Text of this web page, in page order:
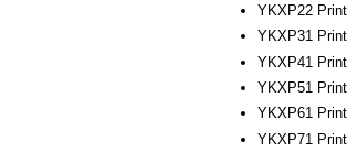
ΥΚΧΡ22
ΥΚΧΡ31
ΥΚΧΡ41
ΥΚΧΡ51
ΥΚΧΡ61
ΥΚΧΡ71